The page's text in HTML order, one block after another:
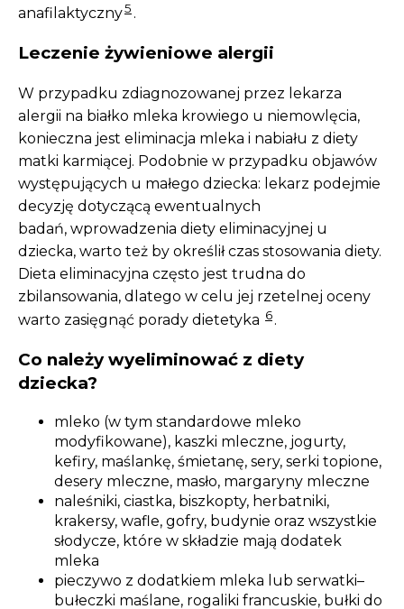
anafilaktyczny5 .
Leczenie żywieniowe alergii
W przypadku zdiagnozowanej przez lekarza
alergii na białko mleka krowiego u niemowlęcia,
konieczna jest eliminacja mleka i nabiału z diety
matki karmiącej. Podobnie w przypadku objawów
występujących u małego dziecka: lekarz podejmie
decyzję dotyczącą ewentualnych
badań, wprowadzenia diety eliminacyjnej u
dziecka, warto też by określił czas stosowania diety.
Dieta eliminacyjna często jest trudna do
zbilansowania, dlatego w celu jej rzetelnej oceny
warto zasięgnąć porady dietetyka 6.
Co należy wyeliminować z diety
dziecka?
mleko (w tym standardowe mleko
modyfikowane), kaszki mleczne, jogurty,
kefiry, maślankę, śmietanę, sery, serki topione,
desery mleczne, masło, margaryny mleczne
naleśniki, ciastka, biszkopty, herbatniki,
krakersy, wafle, gofry, budynie oraz wszystkie
słodycze, które w składzie mają dodatek
mleka
pieczywo z dodatkiem mleka lub serwatki–
bułeczki maślane, rogaliki francuskie, bułki do